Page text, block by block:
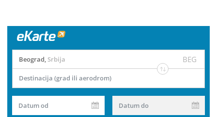
Beograd Srbija BEG
Destinacija (grad ili aerodrom)
Datum od Datum do